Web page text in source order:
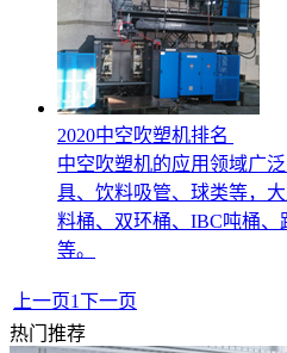
2020中空吹塑机排名
中空吹塑机的应用领域广
具、饮料吸管、球类等，
料桶、双环桶、IBC吨桶
等。
上一页1下一页
热门推荐